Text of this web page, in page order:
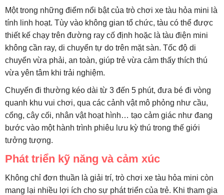
Một trong những điểm nổi bật của trò chơi xe tàu hỏa mini là
tính linh hoạt. Tùy vào không gian tổ chức, tàu có thể được
thiết kế chạy trên đường ray cố định hoặc là tàu điện mini
không cần ray, di chuyển tự do trên mặt sàn. Tốc độ di
chuyển vừa phải, an toàn, giúp trẻ vừa cảm thấy thích thú
vừa yên tâm khi trải nghiệm.
Chuyến đi thường kéo dài từ 3 đến 5 phút, đưa bé đi vòng
quanh khu vui chơi, qua các cảnh vật mô phỏng như cầu,
cổng, cây cối, nhân vật hoạt hình… tạo cảm giác như đang
bước vào một hành trình phiêu lưu kỳ thú trong thế giới
tưởng tượng.
Phát triển kỹ năng và cảm xúc
Không chỉ đơn thuần là giải trí, trò chơi xe tàu hỏa mini còn
mang lại nhiều lợi ích cho sự phát triển của trẻ. Khi tham gia